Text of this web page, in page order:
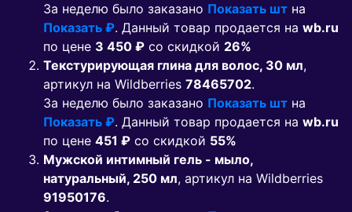
За неделю было заказано Показать шт на
Показать ₽. Данный товар продается на wb.ru
по цене 3 450 ₽ co скидкой 26%
Текстурирующая глина для волос, 30 мл,
артикул на Wildberries 78465702.
За неделю было заказано Показать шт на
Показать ₽. Данный товар продается на wb.ru
по цене 451 ₽ co скидкой 55%
Мужской интимный гель - мыло,
натуральный, 250 мл, артикул на Wildberries
91950176.